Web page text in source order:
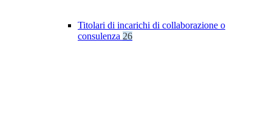
Titolari di incarichi di collaborazione o
consulenza 26